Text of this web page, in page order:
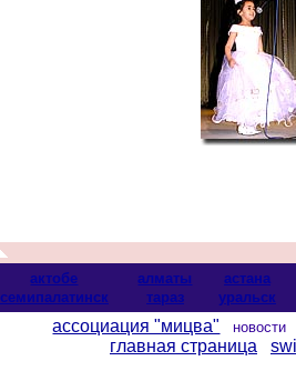
актобе алматы
астана
cемипалатинск
тараз уральск
ассоциация "мицва"
главная страница